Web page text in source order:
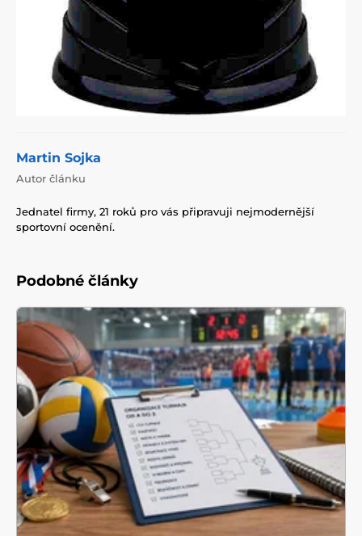
Martin Sojka
Autor článku
Jednatel firmy, 21 roků pro vás připravuji nejmodernější
sportovní ocenění.
Podobné články